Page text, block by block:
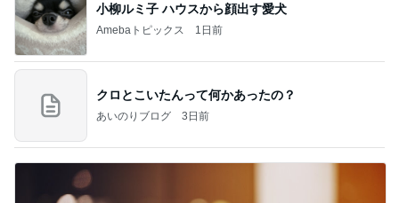
小柳ルミ子 ハウスから顔出す愛犬
Amebaトピックス 1日前
クロとこいたんって何かあったの？
あいのりブログ 3日前